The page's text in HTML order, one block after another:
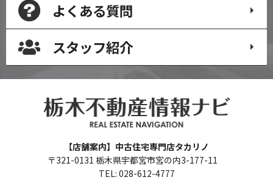
よくある質問
スタッフ紹介
【店舗案内】中古住宅専門店タカリノ
〒321-0131 栃木県宇都宮市宮の内3-177-11
TEL: 028-612-4777